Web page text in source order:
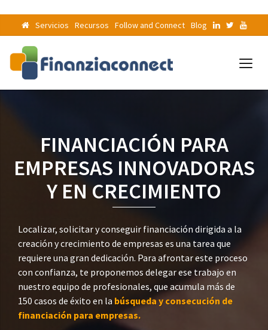
Servicios Recursos Follow and Connect Blog
FINANCIACIÓN PARA
EMPRESAS INNOVADORAS
Y EN CRECIMIENTO
Localizar, solicitar y conseguir financiación dirigida a la
creación y crecimiento de empresas es una tarea que
requiere una gran dedicación. Para afrontar este proceso
con confianza, te proponemos delegar ese trabajo en
nuestro equipo de profesionales, que acumula más de
150 casos de éxito en la búsqueda y consecución de
financiación para empresas.